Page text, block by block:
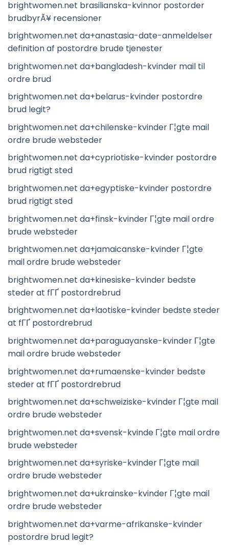
brightwomen.net brasilianska-kvinnor postorder
brudbyrÃ¥ recensioner
brightwomen.net da+anastasia-date-anmeldelser
definition af postordre brude tjenester
brightwomen.net da+bangladesh-kvinder mail til
ordre brud
brightwomen.net da+belarus-kvinder postordre
brud legit?
brightwomen.net da+chilenske-kvinder Г¦gte mail
ordre brude websteder
brightwomen.net da+cypriotiske-kvinder postordre
brud rigtigt sted
brightwomen.net da+egyptiske-kvinder postordre
brud rigtigt sted
brightwomen.net da+finsk-kvinder Г¦gte mail ordre
brude websteder
brightwomen.net da+jamaicanske-kvinder Г¦gte
mail ordre brude websteder
brightwomen.net da+kinesiske-kvinder bedste
steder at fГҐ postordrebrud
brightwomen.net da+laotiske-kvinder bedste steder
at fГҐ postordrebrud
brightwomen.net da+paraguayanske-kvinder Г¦gte
mail ordre brude websteder
brightwomen.net da+rumaenske-kvinder bedste
steder at fГҐ postordrebrud
brightwomen.net da+schweiziske-kvinder Г¦gte mail
ordre brude websteder
brightwomen.net da+svensk-kvinde Г¦gte mail ordre
brude websteder
brightwomen.net da+syriske-kvinder Г¦gte mail
ordre brude websteder
brightwomen.net da+ukrainske-kvinder Г¦gte mail
ordre brude websteder
brightwomen.net da+varme-afrikanske-kvinder
postordre brud legit?